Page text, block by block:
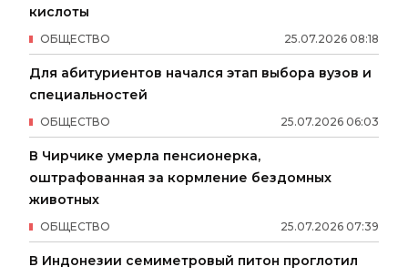
кислоты
25.07.2026 08:18
ОБЩЕСТВО
Для абитуриентов начался этап выбора вузов и
специальностей
25.07.2026 06:03
ОБЩЕСТВО
В Чирчике умерла пенсионерка,
оштрафованная за кормление бездомных
животных
25.07.2026 07:39
ОБЩЕСТВО
В Индонезии семиметровый питон проглотил